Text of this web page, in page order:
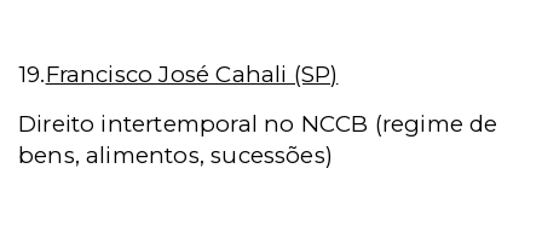
19.Francisco José Cahali (SP)
Direito intertemporal no NCCB (regime de
bens, alimentos, sucessões)